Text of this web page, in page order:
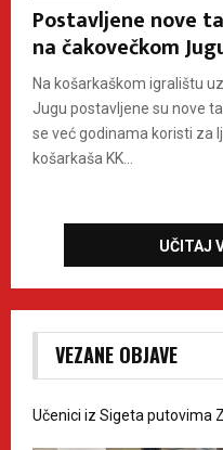
Postavljene nove
na čakovečkom
Na košarkaškom igralištu
Jugu postavljene su nove
se već godinama koristi za
košarkaša KK...
UČITAJ
VEZANE OBJAVE
Učenici iz Sigeta putovima